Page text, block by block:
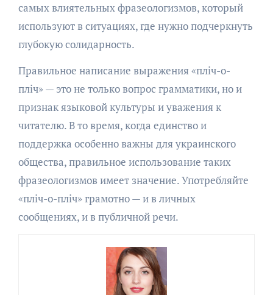
самых влиятельных фразеологизмов, который
используют в ситуациях, где нужно подчеркнуть
глубокую солидарность.
Правильное написание выражения «пліч-о-
пліч» — это не только вопрос грамматики, но и
признак языковой культуры и уважения к
читателю. В то время, когда единство и
поддержка особенно важны для украинского
общества, правильное использование таких
фразеологизмов имеет значение. Употребляйте
«пліч-о-пліч» грамотно — и в личных
сообщениях, и в публичной речи.